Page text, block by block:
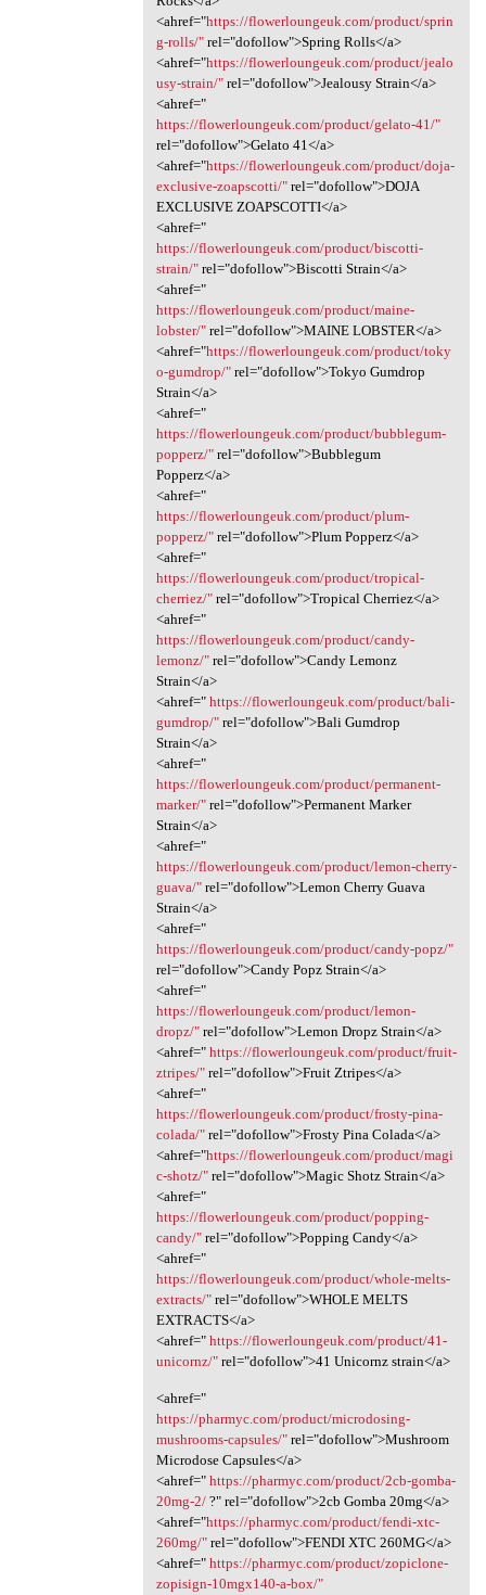
<ahref="https://flowerloungeuk.com/product/sprin
g-rolls/"rel="dofollow">Spring Rolls</a>
<ahref="https://flowerloungeuk.com/product/jealo
usy-strain/"rel="dofollow">Jealousy Strain</a>
<ahref="
https://flowerloungeuk.com/product/gelato-41/"
rel="dofollow">Gelato 41</a>
<ahref="https://flowerloungeuk.com/product/doja-
exclusive-zoapscotti/"rel="dofollow">DOJA
EXCLUSIVE ZOAPSCOTTI</a>
<ahref="
https://flowerloungeuk.com/product/biscotti-
strain/"rel="dofollow">Biscotti Strain</a>
<ahref="
https://flowerloungeuk.com/product/maine-
lobster/"rel="dofollow">MAINE LOBSTER</a>
<ahref="https://flowerloungeuk.com/product/toky
o-gumdrop/"rel="dofollow">Tokyo Gumdrop
Strain</a>
<ahref="
https://flowerloungeuk.com/product/bubblegum-
popperz/"rel="dofollow">Bubblegum
Popperz</a>
<ahref="
https://flowerloungeuk.com/product/plum-
popperz/"rel="dofollow">Plum Popperz</a>
<ahref="
https://flowerloungeuk.com/product/tropical-
cherriez/"rel="dofollow">Tropical Cherriez</a>
<ahref="
https://flowerloungeuk.com/product/candy-
lemonz/"rel="dofollow">Candy Lemonz
Strain</a>
<ahref=" https://flowerloungeuk.com/product/bali-
gumdrop/"rel="dofollow">Bali Gumdrop
Strain</a>
<ahref="
https://flowerloungeuk.com/product/permanent-
marker/"rel="dofollow">Permanent Marker
Strain</a>
<ahref="
https://flowerloungeuk.com/product/lemon-cherry-
guava/"rel="dofollow">Lemon Cherry Guava
Strain</a>
<ahref="
https://flowerloungeuk.com/product/candy-popz/"
rel="dofollow">Candy Popz Strain</a>
<ahref="
https://flowerloungeuk.com/product/lemon-
dropz/"rel="dofollow">Lemon Dropz Strain</a>
<ahref=" https://flowerloungeuk.com/product/fruit-
ztripes/"rel="dofollow">Fruit Ztripes</a>
<ahref="
https://flowerloungeuk.com/product/frosty-pina-
colada/"rel="dofollow">Frosty Pina Colada</a>
<ahref="https://flowerloungeuk.com/product/magi
c-shotz/"rel="dofollow">Magic Shotz Strain</a>
<ahref="
https://flowerloungeuk.com/product/popping-
candy/"rel="dofollow">Popping Candy</a>
<ahref="
https://flowerloungeuk.com/product/whole-melts-
extracts/"rel="dofollow">WHOLE MELTS
EXTRACTS</a>
<ahref=" https://flowerloungeuk.com/product/41-
unicornz/"rel="dofollow">41 Unicornz strain</a>
<ahref="
https://pharmyc.com/product/microdosing-
mushrooms-capsules/"rel="dofollow">Mushroom
Microdose Capsules</a>
<ahref=" https://pharmyc.com/product/2cb-gomba-
20mg-2/?" rel="dofollow">2cb Gomba 20mg</a>
<ahref="https://pharmyc.com/product/fendi-xtc-
260mg/"rel="dofollow">FENDI XTC 260MG</a>
<ahref=" https://pharmyc.com/product/zopiclone-
zopisign-10mgx140-a-box/"